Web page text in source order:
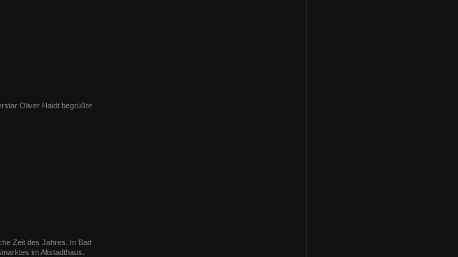
Oliver Haidt begrüßte
Zeit des Jahres. In Bad
im Altstadthaus.